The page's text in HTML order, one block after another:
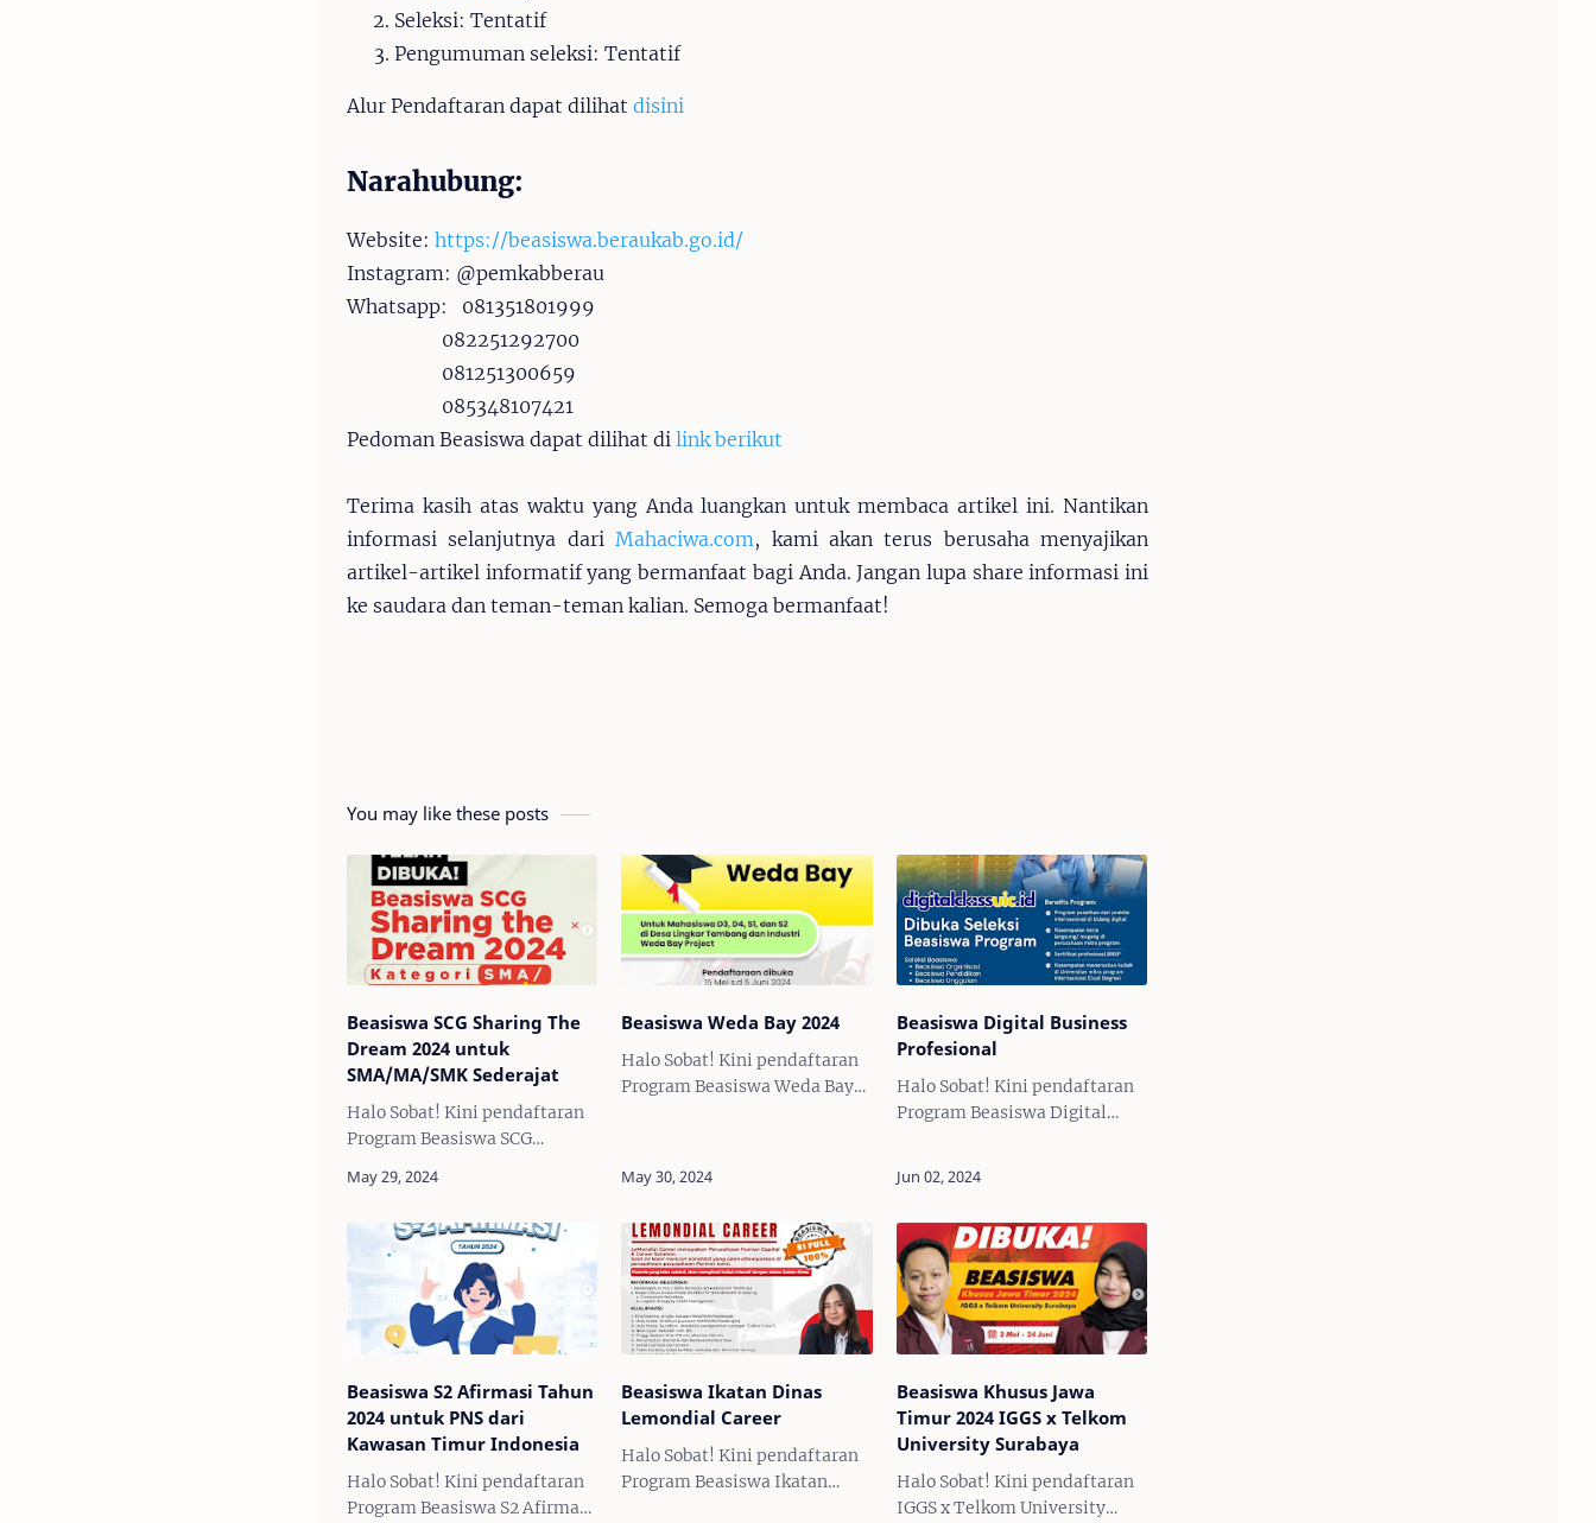
Seleksi: Tentatif
Pengumuman seleksi: Tentatif
Alur Pendaftaran dapat dilihat disini
Narahubung:
Website: https://beasiswa.beraukab.go.id/
Instagram: @pemkabberau
Whatsapp:
081351801999
082251292700
081251300659
085348107421
Pedoman Beasiswa dapat dilihat di link berikut
Terima kasih atas waktu yang Anda luangkan untuk membaca artikel ini. Nantikan
informasi selanjutnya dari Mahaciwa.com , kami akan terus berusaha menyajikan
artikel-artikel informatif yang bermanfaat bagi Anda. Jangan lupa share informasi ini
ke saudara dan teman-teman kalian. Semoga bermanfaat!
You may like these posts
Beasiswa SCG Sharing The
Dream 2024 untuk
SMA/MA/SMK Sederajat
Halo Sobat! Kini pendaftaran
Program Beasiswa SCG
Kategori SMA/MA/SMK Telah
merupakan program beasiswa
SCG yang diperuntukkan bagi
Beasiswa Weda Bay 2024
Halo Sobat! Kini pendaftaran
Program Beasiswa Weda Bay
meningkatkan kualitas
Beasiswa Digital Business
Profesional
Halo Sobat! Kini pendaftaran
Program Beasiswa Digital
SMA/SMK yang memiliki
digital saatnya mengambi…
Beasiswa S2 Afirmasi Tahun
2024 untuk PNS dari
Kawasan Timur Indonesia
Halo Sobat! Kini pendaftaran
Program Beasiswa S2 Afirmasi
Beasiswa Ikatan Dinas
Lemondial Career
Halo Sobat! Kini pendaftaran
Program Beasiswa Ikatan
Beasiswa Khusus Jawa
Timur 2024 IGGS x Telkom
University Surabaya
Halo Sobat! Kini pendaftaran
IGGS x Telkom University